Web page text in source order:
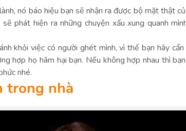
nó báo hiệu bạn sẽ nhận ra được bộ mặt thật
phát hiện ra những chuyện xấu xung quanh
khỏi việc có người ghét mình, vì thế bạn hãy
hợp họ hãm hại bạn. Nếu không hợp nhau thì
nhé.
trong nhà